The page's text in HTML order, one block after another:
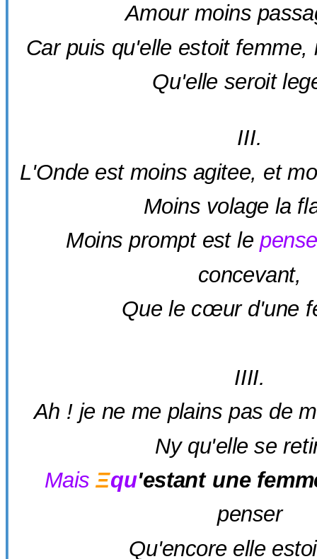
Amour moins
Car puis qu'elle estoit femme,
Qu'elle seroit
III.
L'Onde est moins agitee, et
Moins volage la
Moins prompt est le
concevant,
Que le cœur d'une
IIII.
Ah ! je ne me plains pas de
Ny qu'elle se
Mais Ξqu'estant une
penser
Qu'encore elle